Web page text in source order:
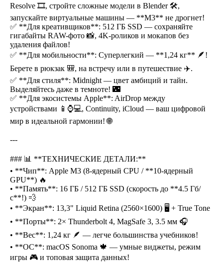
Resolve 🎞️, стройте сложные модели в Blender 🛠️,
запускайте виртуальные машины — **M3** не дрогнет!
✅ **Для креативщиков**: 512 ГБ SSD — сохраняйте
гигабайты RAW-фото 📸, 4K-роликов и мокапов без
удаления файлов!
✅ **Для мобильности**: Суперлегкий — **1,24 кг** 🪶!
Берете в рюкзак 🎒, на встречу или в путешествие ✈️.
✅ **Для стиля**: Midnight — цвет амбиций и тайн.
Выделяйтесь даже в темноте! 🌃
✅ **Для экосистемы Apple**: AirDrop между
устройствами 📱⌚💻, Continuity, iCloud — ваш цифровой
мир в идеальной гармонии! 🌐
---
### 📊 **ТЕХНИЧЕСКИЕ ДЕТАЛИ:**
• **Чип**: Apple M3 (8-ядерный CPU / **10-ядерный
GPU**) 🔥
• **Память**: 16 ГБ / 512 ГБ SSD (скорость до **4.5 Гб/
с**!) 💨
• **Экран**: 13,3" Liquid Retina (2560×1600) 🖥 + True Tone
• **Порты**: 2× Thunderbolt 4, MagSafe 3, 3.5 мм 🎧
• **Вес**: 1,24 кг 🪶 — легче большинства учебников!
• **ОС**: macOS Sonoma 🍁 — умные виджеты, режим
игры 🎮 и топовая защита данных!